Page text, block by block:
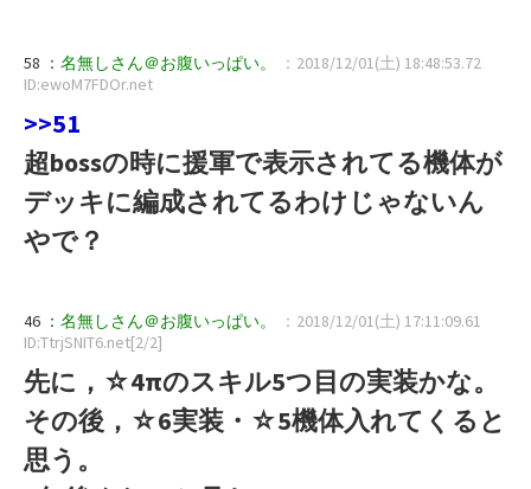
58 ： 名無しさん＠お腹いっぱい。
：2018/12/01(土) 18:48:53.72
ID:ewoM7FDOr.net
>>51
超bossの時に援軍で表示されてる機体が
デッキに編成されてるわけじゃないん
やで？
46 ： 名無しさん＠お腹いっぱい。
：2018/12/01(土) 17:11:09.61
ID:TtrjSNIT6.net[2/2]
先に，☆4πのスキル5つ目の実装かな。
その後，☆6実装・☆5機体入れてくると
思う。